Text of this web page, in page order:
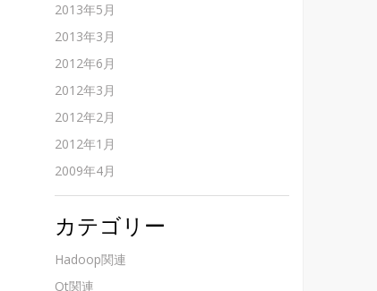
2013年5月
2013年3月
2012年6月
2012年3月
2012年2月
2012年1月
2009年4月
カテゴリー
Hadoop関連
Qt関連